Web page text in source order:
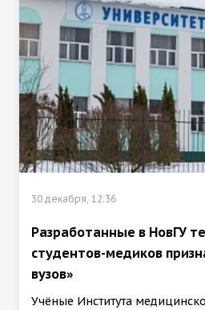
30 декабря, 12:36
Разработанные в НовГУ
студентов-медиков
вузов»
Учёные Института